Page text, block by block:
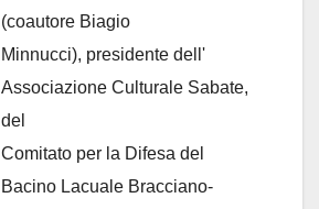
(coautore Biagio
Minnucci), presidente dell'
Associazione Culturale Sabate,
del
Comitato per la Difesa del
Bacino Lacuale Bracciano-